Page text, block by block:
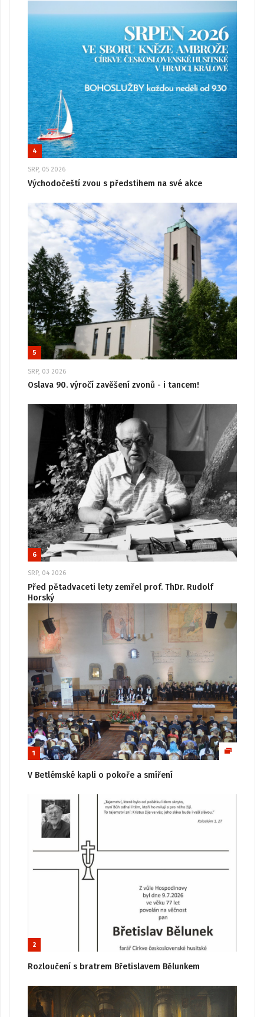
4
SRP, 05 2026
Východočeští zvou s předstihem na své akce
5
SRP, 03 2026
Oslava 90. výročí zavěšení zvonů - i tancem!
6
SRP, 04 2026
Před pětadvaceti lety zemřel prof. ThDr. Rudolf
Horský
1
V Betlémské kapli o pokoře a smíření
2
Rozloučení s bratrem Břetislavem Bělunkem